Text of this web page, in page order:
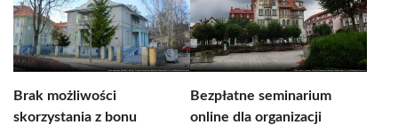
Brak możliwości
skorzystania z bonu
Bezpłatne seminarium
online dla organizacji